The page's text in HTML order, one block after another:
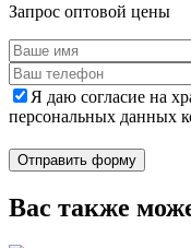
Запрос оптовой цены
Я даю согласие на
персональных данных
Отправить форму
Вас также